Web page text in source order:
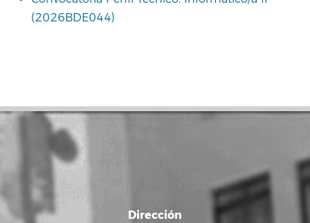
(2026BDE044)
Dirección